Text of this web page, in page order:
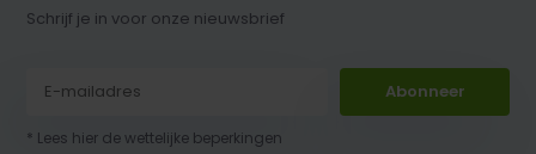
Schrijf je in voor onze nieuwsbrief
Abonneer
* Lees hier de wettelijke beperkingen